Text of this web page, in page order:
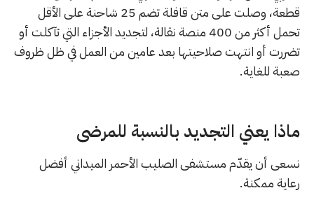
قطعة، وصلت على متن قافلة تضم 25 شاحنة على الأقل
تحمل أكثر من 400 منصة نقالة، لتجديد الأجزاء التي تآكلت أو
تضررت أو انتهت صلاحيتها بعد عامين من العمل في ظل ظروف
صعبة للغاية.
ماذا يعني التجديد بالنسبة للمرضى
نسعى أن يقدّم مستشفى الصليب الأحمر الميداني أفضل
رعاية ممكنة.